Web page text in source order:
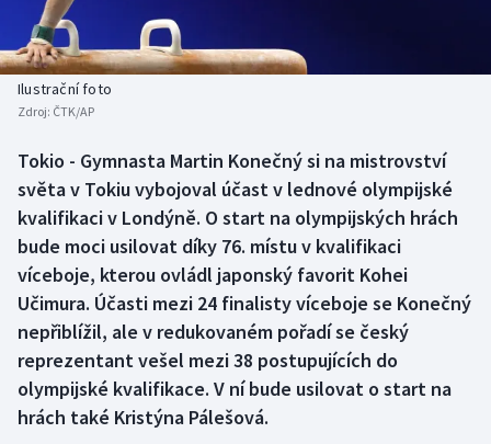
Baseball a softbal
Basketbal
Biatlon
Boby a skeleton
Box
Curling
Dostihy
Florbal
Soutěže
Historické návraty
Aplikace ČT sport
AZ kvíz
Ilustrační foto
Zdroj: ČTK/AP
Tokio - Gymnasta Martin Konečný si na mistrovství
světa v Tokiu vybojoval účast v lednové olympijské
kvalifikaci v Londýně. O start na olympijských hrách
bude moci usilovat díky 76. místu v kvalifikaci
víceboje, kterou ovládl japonský favorit Kohei
Učimura. Účasti mezi 24 finalisty víceboje se Konečný
nepřiblížil, ale v redukovaném pořadí se český
reprezentant vešel mezi 38 postupujících do
olympijské kvalifikace. V ní bude usilovat o start na
hrách také Kristýna Pálešová.